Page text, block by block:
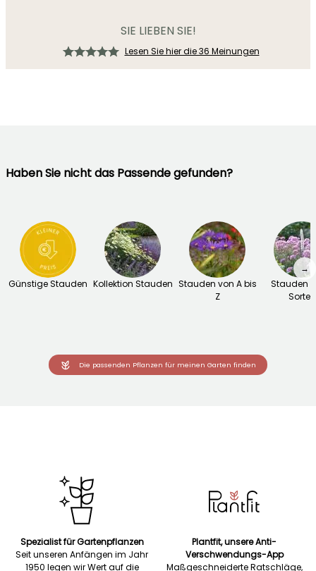
SIE LIEBEN SIE!
Lesen Sie hier die 36 Meinungen
Haben Sie nicht das Passende gefunden?
Günstige Stauden Kollektion Stauden Stauden von A bis
Z
Stauden
Sorten
→
Die passenden Pflanzen für meinen Garten finden
Spezialist für Gartenpflanzen
Seit unseren Anfängen im Jahr
1950 legen wir Wert auf die
Plantfit, unsere Anti-
Verschwendungs-App
Maßgeschneiderte Ratschläge,